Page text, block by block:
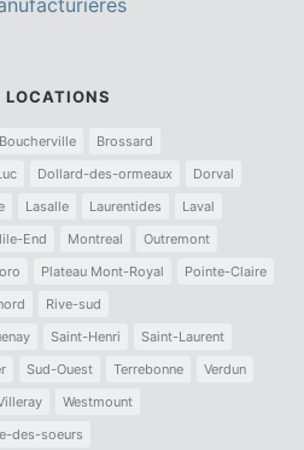
LOCATIONS
Boucherville
Brossard
Dollard-des-ormeaux
Dorval
Lasalle Laurentides
Laval
End Montreal
Outremont
Plateau Mont-Royal
Pointe-Claire
Rive-sud
Saint-Henri
Saint-Laurent
Sud-Ouest Terrebonne
Verdun
Westmount
des-soeurs